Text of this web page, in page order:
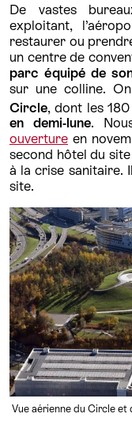
De vastes
exploitant,
restaurer ou
un centre de
parc équipé de
sur une colline.
Circle, dont les
en demi-lune.
ouverture en
second hôtel du
à la crise sanitaire.
site.
Vue aérienne du Circle et